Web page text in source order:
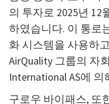
의 투자로 2025년 12
하였습니다. 이 통로
화 시스템을 사용하
AirQuality 그룹의 자
International AS에
구로우 바이패스, 또